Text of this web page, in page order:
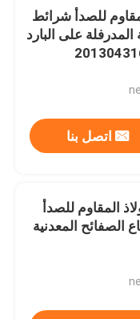
للصدأ شرائط
المدرفلة على البارد
اتصل بنا
المقاوم للصدأ
الصفائح المعدنية